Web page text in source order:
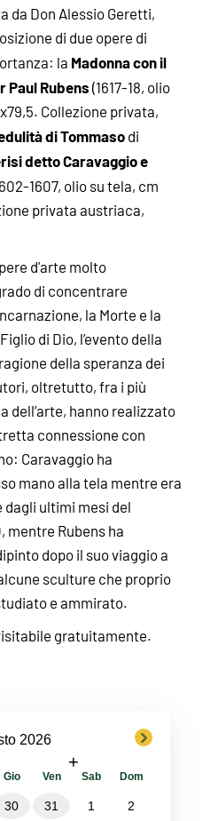
da Don Alessio Geretti,
di due opere di
la Madonna con il
Paul Rubens(1617-18, olio
Collezione privata,
di Tommasodi
detto Caravaggio e
1607, olio su tela, cm
privata austriaca,
d'arte molto
di concentrare
la Morte e la
di Dio, l’evento della
della speranza dei
oltretutto, fra i più
dell’arte, hanno realizzato
connessione con
Caravaggio ha
mano alla tela mentre era
dagli ultimi mesi del
mentre Rubens ha
dopo il suo viaggio a
sculture che proprio
e ammirato.
gratuitamente.
2026
+
next
Gio Ven Sab Dom
30 31 1 2